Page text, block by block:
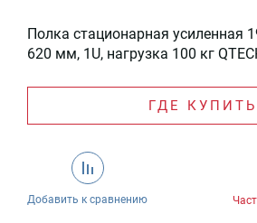
Полка стационарная усиленная
620 мм, 1U, нагрузка 100 кг
ГДЕ КУПИТЬ
Добавить к сравнению